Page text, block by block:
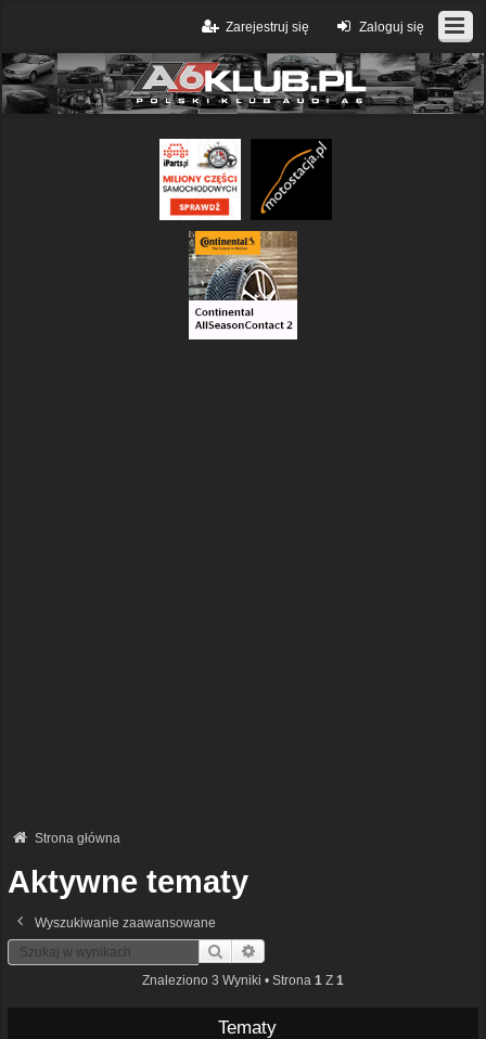
Zaloguj się
Zarejestruj się
Strona główna
Aktywne tematy
Wyszukiwanie zaawansowane
Szukaj
Znaleziono 3 Wyniki • Strona 1 Z 1
Tematy